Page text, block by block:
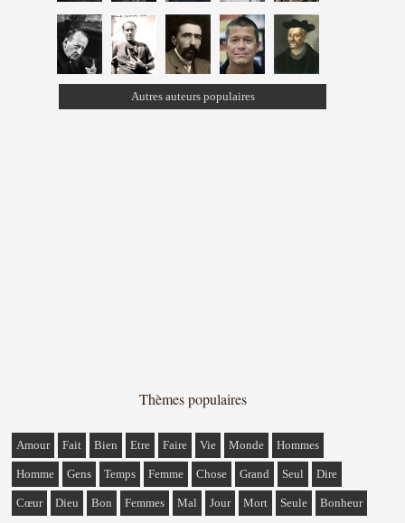
Autres auteurs populaires
Thèmes populaires
Amour Fait Bien Etre Faire Vie Monde Hommes
Homme Gens Temps Femme Chose Grand Seul Dire
Cœur Dieu Bon Femmes Mal Jour Mort Seule Bonheur